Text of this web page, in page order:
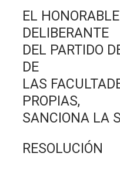
EL
DELIBERANTE
DEL PARTIDO
DE
LAS
PROPIAS,
SANCIONA LA
RESOLUCIÓN